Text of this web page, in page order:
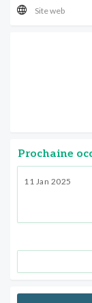
Site web
Prochaine
11 Jan 2025